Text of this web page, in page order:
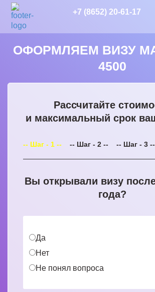
+7 (8652) 20-61-17
ОФОРМЛЯЕМ ВИЗУ
4500
Рассчитайте
и максимальный срок
-- Шаг - 1 -- -- Шаг - 2 -- -- Шаг - 3 --
Вы открывали визу
года?
Да
Нет
Не понял вопроса